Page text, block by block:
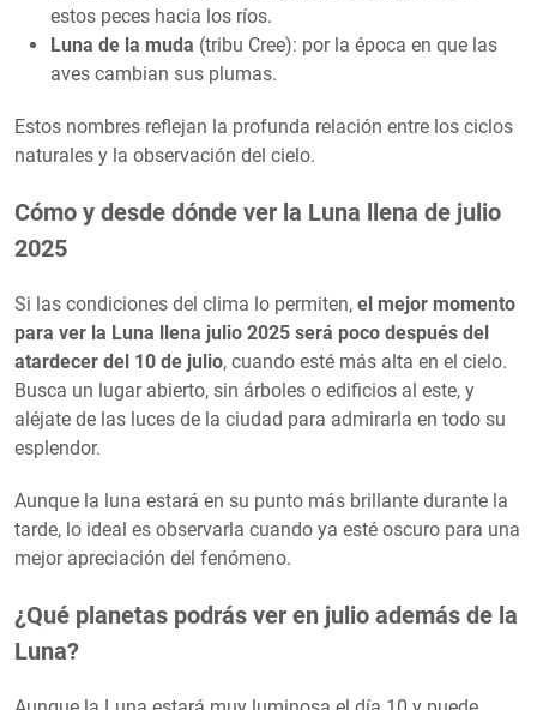
estos peces hacia los ríos.
Luna de la muda (tribu Cree): por la época en que las
aves cambian sus plumas.
Estos nombres reflejan la profunda relación entre los ciclos
naturales y la observación del cielo.
Cómo y desde dónde ver la Luna llena de julio
2025
Si las condiciones del clima lo permiten, el mejor momento
para ver la Luna llena julio 2025 será poco después del
atardecer del 10 de julio, cuando esté más alta en el cielo.
Busca un lugar abierto, sin árboles o edificios al este, y
aléjate de las luces de la ciudad para admirarla en todo su
esplendor.
Aunque la luna estará en su punto más brillante durante la
tarde, lo ideal es observarla cuando ya esté oscuro para una
mejor apreciación del fenómeno.
¿Qué planetas podrás ver en julio además de la
Luna?